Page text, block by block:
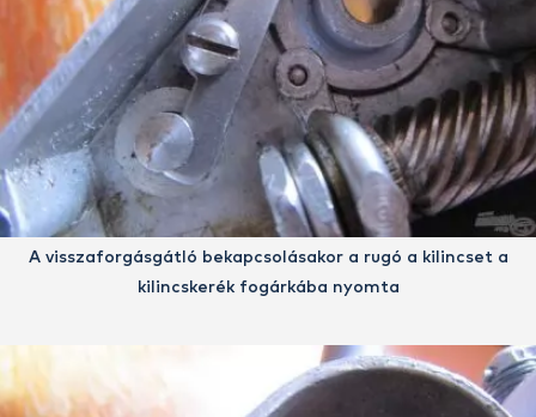
A visszaforgásgátló bekapcsolásakor a rugó a kilincset a
kilincskerék fogárkába nyomta